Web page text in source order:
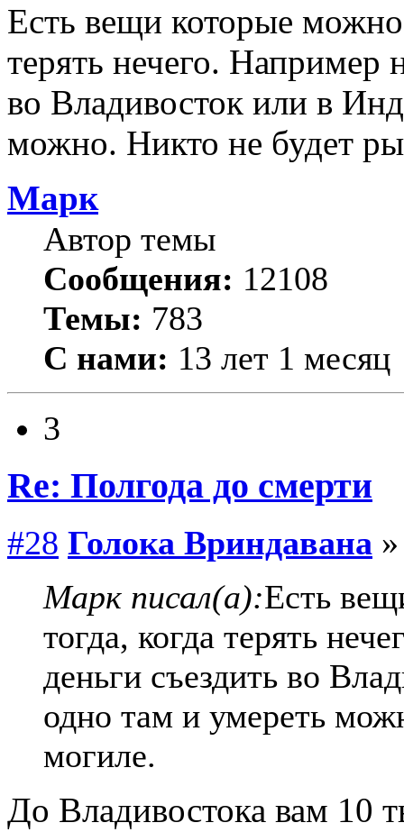
Есть вещи которые можно
терять нечего. Например
во Владивосток или в
можно. Никто не будет
Марк
Автор темы
Сообщения: 12108
Темы: 783
С нами: 13 лет 1 месяц
3
Re: Полгода до смерти
#28 Голока Вриндавана
Марк писал(а):Есть
тогда, когда терять
деньги съездить во
одно там и умереть
могиле.
До Владивостока вам 10